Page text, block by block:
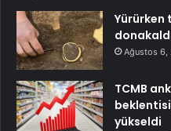
Yürürken
Ağustos 6,
TCMB
yükseldi